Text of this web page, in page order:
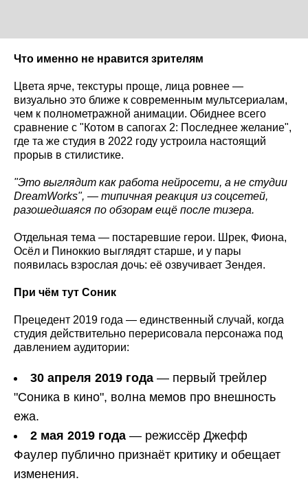
Что именно не нравится зрителям
Цвета ярче, текстуры проще, лица ровнее —
визуально это ближе к современным мультсериалам,
чем к полнометражной анимации. Обиднее всего
сравнение с "Котом в сапогах 2: Последнее желание",
где та же студия в 2022 году устроила настоящий
прорыв в стилистике.
"Это выглядит как работа нейросети, а не студии
DreamWorks", — типичная реакция из соцсетей,
разошедшаяся по обзорам ещё после тизера.
Отдельная тема — постаревшие герои. Шрек, Фиона,
Осёл и Пиноккио выглядят старше, и у пары
появилась взрослая дочь: её озвучивает Зендея.
При чём тут Соник
Прецедент 2019 года — единственный случай, когда
студия действительно перерисовала персонажа под
давлением аудитории:
30 апреля 2019 года — первый трейлер
"Соника в кино", волна мемов про внешность
ежа.
2 мая 2019 года — режиссёр Джефф
Фаулер публично признаёт критику и обещает
изменения.